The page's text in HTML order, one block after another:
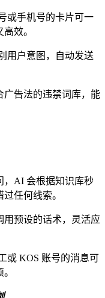
或手机号的卡片可一
效。​
用户意图，自动发送
广告法的违禁词库，能
，AI 会根据知识库秒
任何线索。​
预设的话术，灵活应
或 KOS 账号的消息可